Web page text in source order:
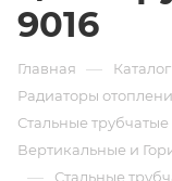
9016
Главная — Каталог
Радиаторы
Стальные
Вертикальные и
Стальные